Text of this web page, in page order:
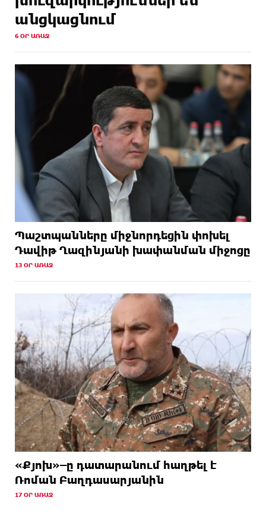
անցկացնում
6 ՕՐ ԱՌԱՋ
Պաշտպանները միջնորդեցին փոխել
Դավիթ Ղազինյանի խափանման միջոցը
13 ՕՐ ԱՌԱՋ
«Քյոխ»–ը դատարանում հաղթել է
Ռոման Բաղդասարյանին
17 ՕՐ ԱՌԱՋ